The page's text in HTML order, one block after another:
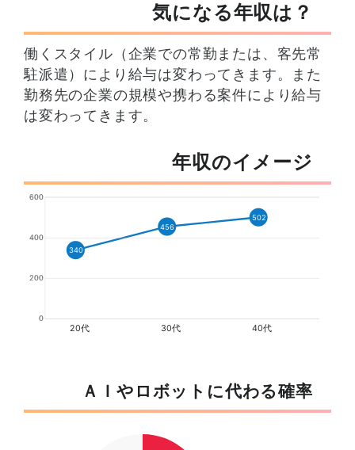
気になる年収は？
働くスタイル（企業での常勤または、客先常
駐派遣）により給与は変わってきます。また
勤務先の企業の規模や携わる案件により給与
は変わってきます。
年収のイメージ
340
456
502
0
200
400
600
20代 30代 40代
ＡＩやロボットに代わる確率